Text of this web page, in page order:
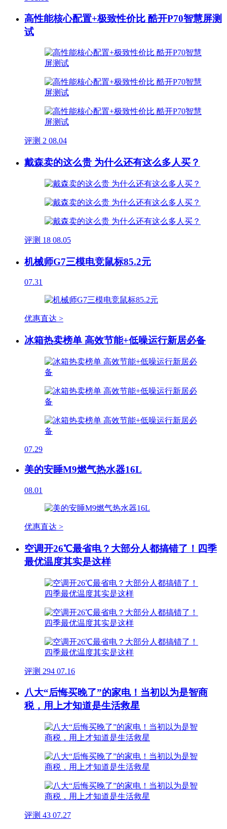
高性能核心配置+极致性价比 酷开P70智慧屏测
试
评测 2 08.04
戴森卖的这么贵 为什么还有这么多人买？
评测 18 08.05
机械师G7三模电竞鼠标85.2元
07.31
优惠直达 >
冰箱热卖榜单 高效节能+低噪运行新居必备
07.29
美的安睡M9燃气热水器16L
08.01
优惠直达 >
空调开26℃最省电？大部分人都搞错了！四季
最优温度其实是这样
评测 294 07.16
八大“后悔买晚了”的家电！当初以为是智商
税，用上才知道是生活救星
评测 43 07.27